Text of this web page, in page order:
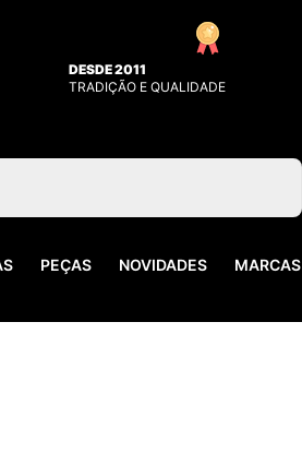
DESDE 2011
TRADIÇÃO E QUALIDADE
PEÇAS NOVIDADES MARCAS